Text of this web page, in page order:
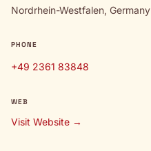
Nordrhein-Westfalen, Germany
PHONE
+49 2361 83848
WEB
Visit Website →